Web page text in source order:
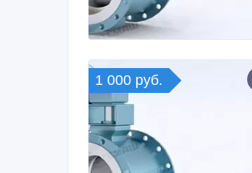
1 000 руб.